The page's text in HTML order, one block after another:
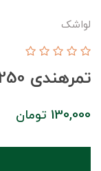
لواشک
تمرهندی 250 گرمی
130,000 تومان